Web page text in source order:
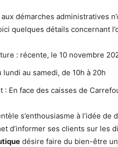
démarches administratives
quelques détails concernant
: récente, le 10 novembre
lundi au samedi, de 10h à 20h
: En face des caisses de
s’enthousiasme à l’idée
d’informer ses clients sur les
désire faire du bien-être